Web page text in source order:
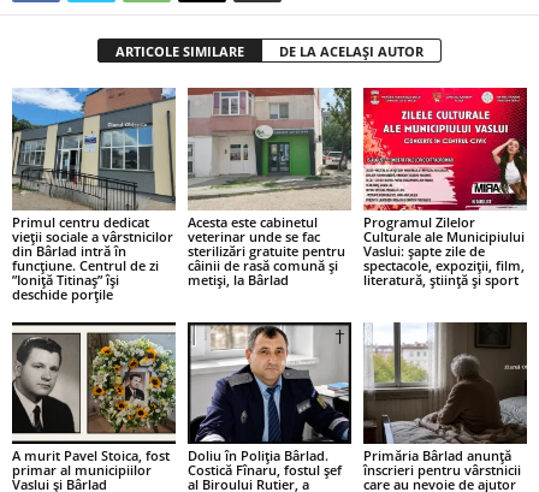
ARTICOLE SIMILARE DE LA ACELAȘI AUTOR
Primul centru dedicat
vieții sociale a vârstnicilor
din Bârlad intră în
funcțiune. Centrul de zi
”Ioniță Titinaș” își
deschide porțile
Acesta este cabinetul
veterinar unde se fac
sterilizări gratuite pentru
câinii de rasă comună și
metiși, la Bârlad
Programul Zilelor
Culturale ale Municipiului
Vaslui: șapte zile de
spectacole, expoziții, film,
literatură, știință și sport
A murit Pavel Stoica, fost
primar al municipiilor
Vaslui și Bârlad
Doliu în Poliția Bârlad.
Costică Fînaru, fostul șef
al Biroului Rutier, a
Primăria Bârlad anunță
înscrieri pentru vârstnicii
care au nevoie de ajutor